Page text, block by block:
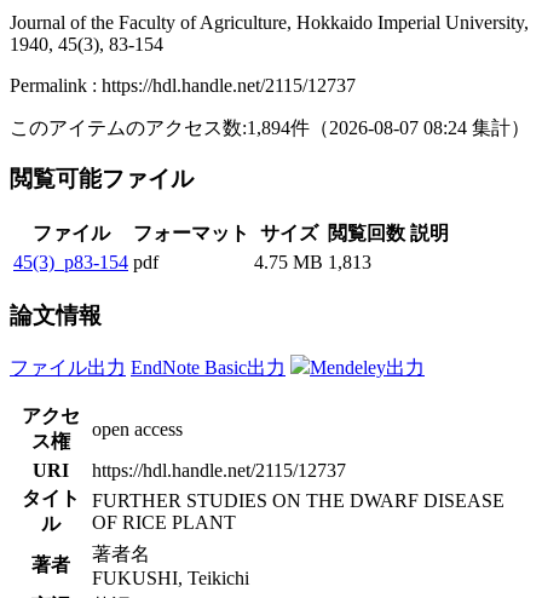
Journal of the Faculty of Agriculture, Hokkaido Imperial University,
1940, 45(3), 83-154
Permalink : https://hdl.handle.net/2115/12737
このアイテムのアクセス数:1,894件 （2026-08-07 08:24 集計）
閲覧可能ファイル
ファイル フォーマット サイズ 閲覧回数 説明
45(3)_p83-154 pdf 4.75 MB 1,813
論文情報
ファイル出力 EndNote Basic出力 Mendeley出力
アクセ
ス権
open access
URI
https://hdl.handle.net/2115/12737
タイト
ル
FURTHER STUDIES ON THE DWARF DISEASE
OF RICE PLANT
著者
著者名
FUKUSHI, Teikichi